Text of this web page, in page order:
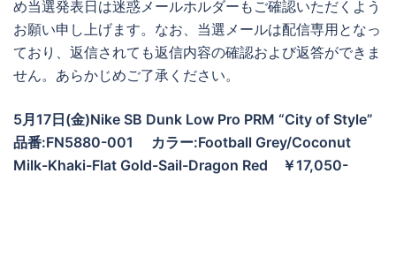
め当選発表日は迷惑メールホルダーもご確認いただくよう
お願い申し上げます。なお、当選メールは配信専用となっ
ており、返信されても返信内容の確認および返答ができま
せん。あらかじめご了承ください。
5月17日(金)Nike SB Dunk Low Pro PRM “City of Style”
品番:FN5880-001
カラー:Football Grey/Coconut
Milk-Khaki-Flat Gold-Sail-Dragon Red ￥17,050-